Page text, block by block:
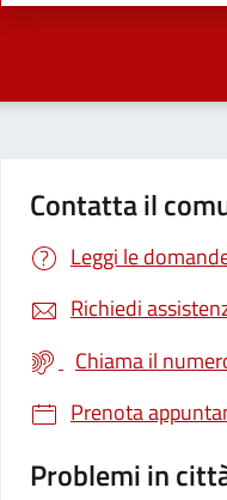
Contatta il
Leggi le
Richiedi
Chiama il
Prenota
Problemi in